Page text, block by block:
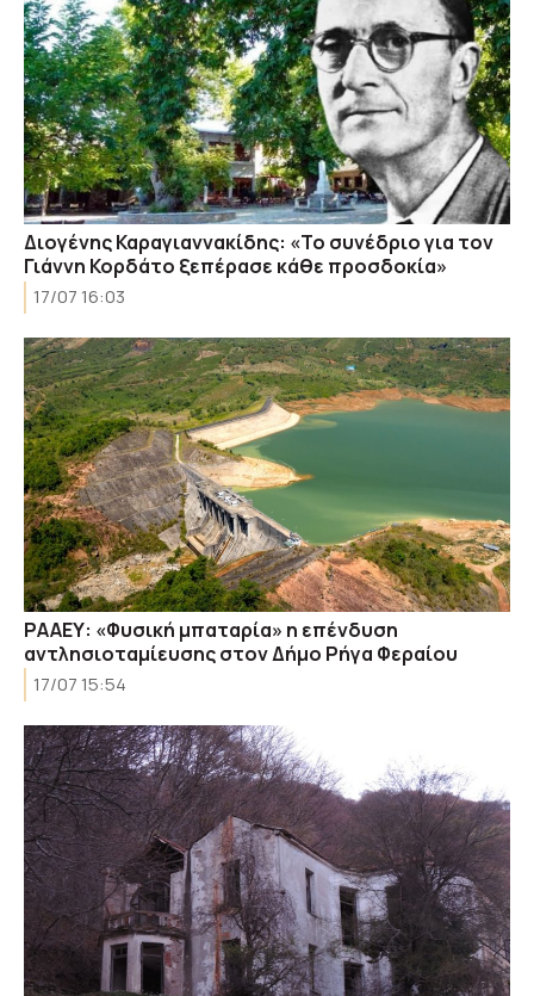
Διογένης Καραγιαννακίδης: «Το συνέδριο για τον
Γιάννη Κορδάτο ξεπέρασε κάθε προσδοκία»
17/07 16:03
ΡΑΑΕΥ: «Φυσική μπαταρία» η επένδυση
αντλησιοταμίευσης στον Δήμο Ρήγα Φεραίου
17/07 15:54